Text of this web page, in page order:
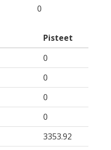
0
Pisteet
0
0
0
0
3353.92